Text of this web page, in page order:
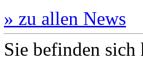
» zu allen News
Sie befinden sich